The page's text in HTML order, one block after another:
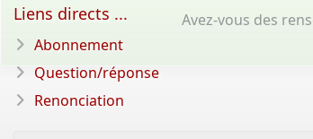
Avez-vous des
Liens directs ...
Abonnement
Question/réponse
Renonciation